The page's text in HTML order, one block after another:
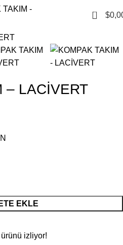
0 $
– LACİVERT
EKLE
izliyor!